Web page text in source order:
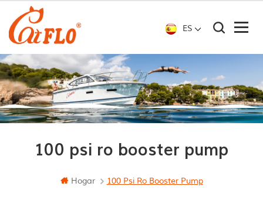
ES
100 psi ro booster pump
Hogar 100 Psi Ro Booster Pump